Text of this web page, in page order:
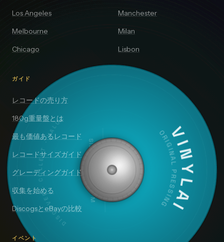
VINYLAI
ORIGINAL PRESSING
SIDE A — 33⅓ RPM
DISCOVER · COLLECT · VALUE
Los Angeles
Melbourne
Chicago
Manchester
Milan
Lisbon
ガイド
レコードの売り方
180g重量盤とは
最も価値あるレコード
レコードサイズガイド
グレーディングガイド
収集を始める
DiscogsとeBayの比較
イベント